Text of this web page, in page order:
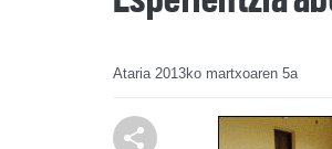
Ataria 2013ko martxoaren 5a